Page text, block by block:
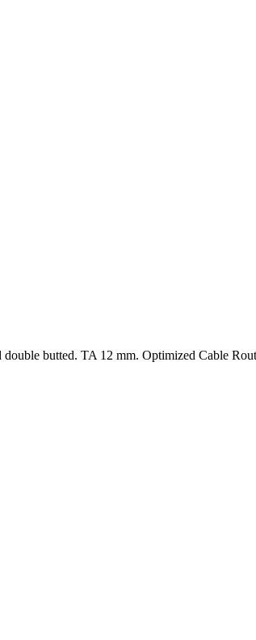
butted. TA 12 mm. Optimized Cable